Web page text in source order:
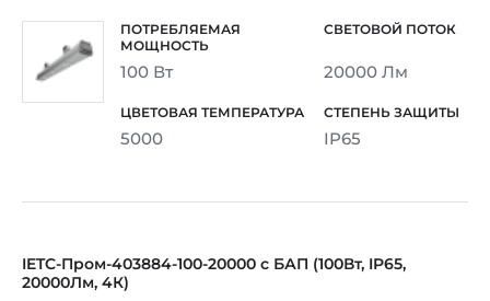
100 Вт 20000 Лм
5000 IP65
IETC-Пром-403884-100-20000 с БАП (100Вт, IP65,
20000Лм, 4К)